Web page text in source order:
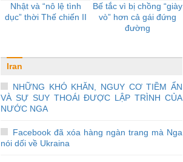
Nhật và “nô lệ tình
dục” thời Thế chiến II
Bế tắc vì bị chồng “giày
vò” hơn cả gái đứng
đường
Iran
NHỮNG KHÓ KHĂN, NGUY CƠ TIỀM ẨN
VÀ SỰ SUY THOÁI ĐƯỢC LẬP TRÌNH CỦA
NƯỚC NGA
Facebook đã xóa hàng ngàn trang mà Nga
nói dối về Ukraina